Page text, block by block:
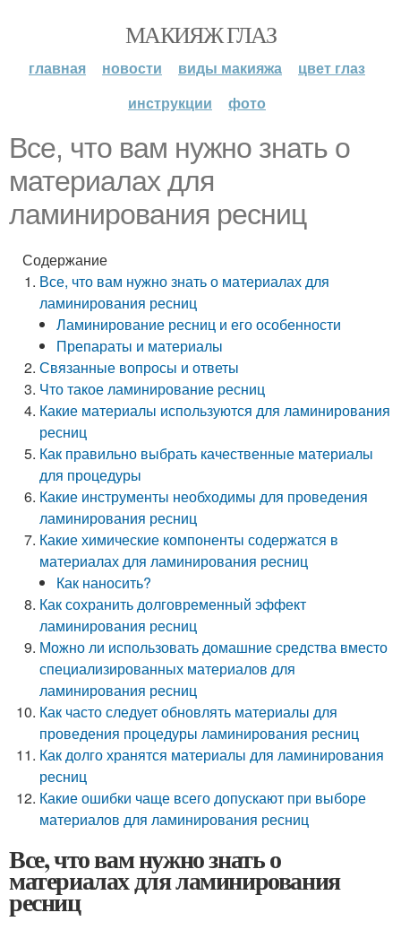
МАКИЯЖ ГЛАЗ
главная новости виды макияжа
цвет глаз
инструкции
фото
Все, что вам нужно знать о
материалах для
ламинирования ресниц
Содержание
Все, что вам нужно знать о материалах для
ламинирования ресниц
Ламинирование ресниц и его особенности
Препараты и материалы
Связанные вопросы и ответы
Что такое ламинирование ресниц
Какие материалы используются для ламинирования
ресниц
Как правильно выбрать качественные материалы
для процедуры
Какие инструменты необходимы для проведения
ламинирования ресниц
Какие химические компоненты содержатся в
материалах для ламинирования ресниц
Как наносить?
Как сохранить долговременный эффект
ламинирования ресниц
Можно ли использовать домашние средства вместо
специализированных материалов для
ламинирования ресниц
Как часто следует обновлять материалы для
проведения процедуры ламинирования ресниц
Как долго хранятся материалы для ламинирования
ресниц
Какие ошибки чаще всего допускают при выборе
материалов для ламинирования ресниц
Все, что вам нужно знать о
материалах для ламинирования
ресниц